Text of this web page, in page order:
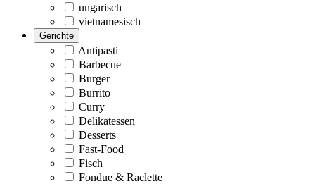
ungarisch
vietnamesisch
Gerichte
Antipasti
Barbecue
Burger
Burrito
Curry
Delikatessen
Desserts
Fast-Food
Fisch
Fondue & Raclette